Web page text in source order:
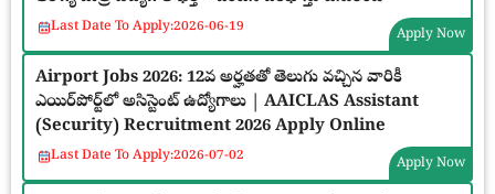
Last Date To Apply:2026-06-19 Apply Now
Airport Jobs 2026: 12వ అర్హతతో తెలుగు వచ్చిన వారికీ
ఎయిర్‌పోర్ట్‌లో అసిస్టెంట్ ఉద్యోగాలు | AAICLAS Assistant
(Security) Recruitment 2026 Apply Online
Last Date To Apply:2026-07-02 Apply Now